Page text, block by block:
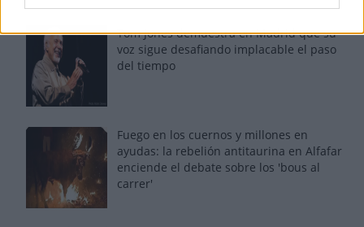
Tom Jones demuestra en Madrid que su
voz sigue desafiando implacable el paso
del tiempo
Fuego en los cuernos y millones en
ayudas: la rebelión antitaurina en Alfafar
enciende el debate sobre los 'bous al
carrer'